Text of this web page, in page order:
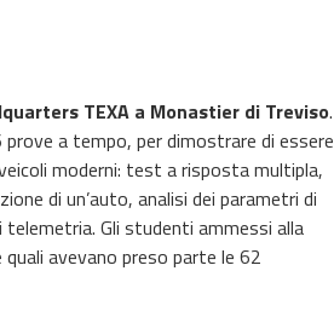
TEXA a Monastier di Treviso.
a tempo, per dimostrare di essere
moderni: test a risposta multipla,
di un’auto, analisi dei parametri di
Gli studenti ammessi alla
avevano preso parte le 62